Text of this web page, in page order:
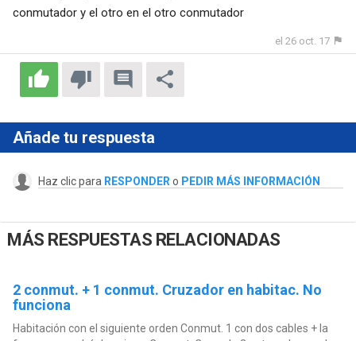
conmutador y el otro en el otro conmutador
el 26 oct. 17
Añade tu respuesta
Haz clic para RESPONDER o PEDIR MÁS INFORMACIÓN
MÁS RESPUESTAS RELACIONADAS
2 conmut. + 1 conmut. Cruzador en habitac. No
funciona
Habitación con el siguiente orden Conmut. 1 con dos cables + la